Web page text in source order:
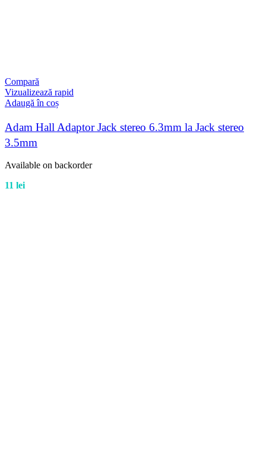
Compară
Vizualizează rapid
Adaugă în coș
Adam Hall Adaptor Jack stereo 6.3mm la Jack stereo
3.5mm
Available on backorder
11 lei